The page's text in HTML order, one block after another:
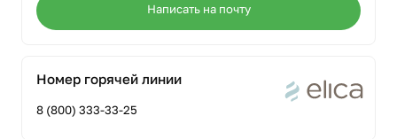
Написать на почту
Номер горячей линии
8 (800) 333-33-25